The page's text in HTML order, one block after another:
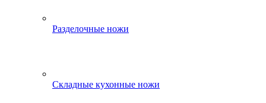
Разделочные ножи
Складные кухонные ножи